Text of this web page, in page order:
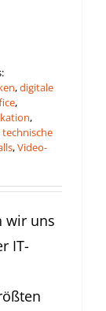
,digitale
,
,
technische
,Video-
wir uns
IT-